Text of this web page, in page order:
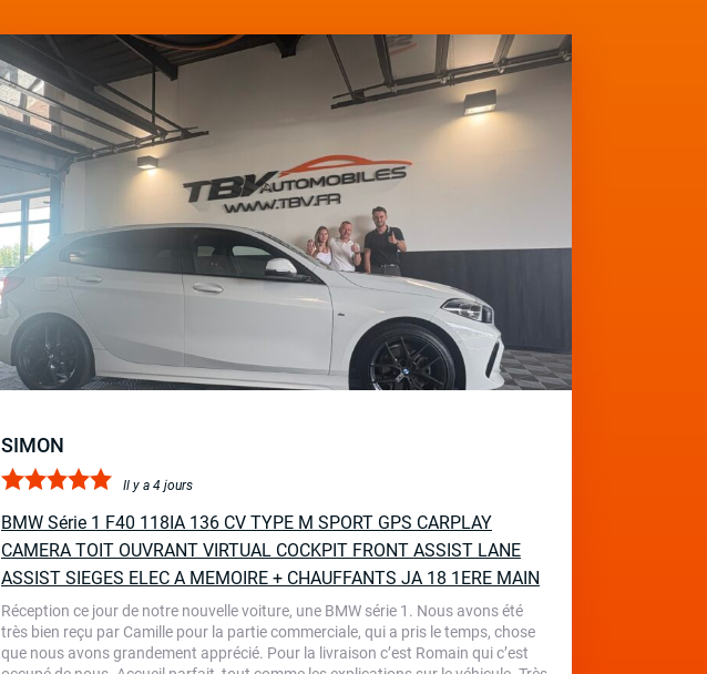
SIMON
Il y a 4 jours
BMW Série 1 F40 118IA 136 CV TYPE M SPORT GPS CARPLAY
CAMERA TOIT OUVRANT VIRTUAL COCKPIT FRONT ASSIST LANE
ASSIST SIEGES ELEC A MEMOIRE + CHAUFFANTS JA 18 1ERE MAIN
Réception ce jour de notre nouvelle voiture, une BMW série 1. Nous avons été
très bien reçu par Camille pour la partie commerciale, qui a pris le temps, chose
que nous avons grandement apprécié. Pour la livraison c’est Romain qui c’est